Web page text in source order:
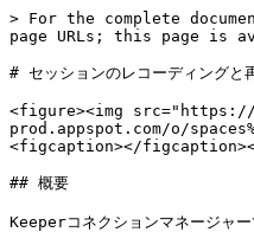
> For the complete
page URLs; this page is
# セッションのレコーディングと
<figure><img
prod.appspot.com/o/
<figcaption></
## 概要
Keeperコネクションマネージャ